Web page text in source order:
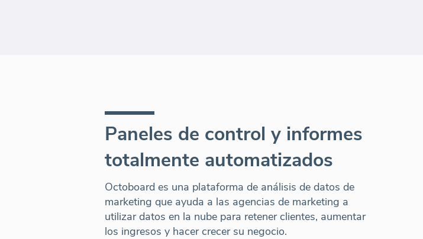
Paneles de control y informes
totalmente automatizados
Octoboard es una plataforma de análisis de datos de
marketing que ayuda a las agencias de marketing a
utilizar datos en la nube para retener clientes, aumentar
los ingresos y hacer crecer su negocio.